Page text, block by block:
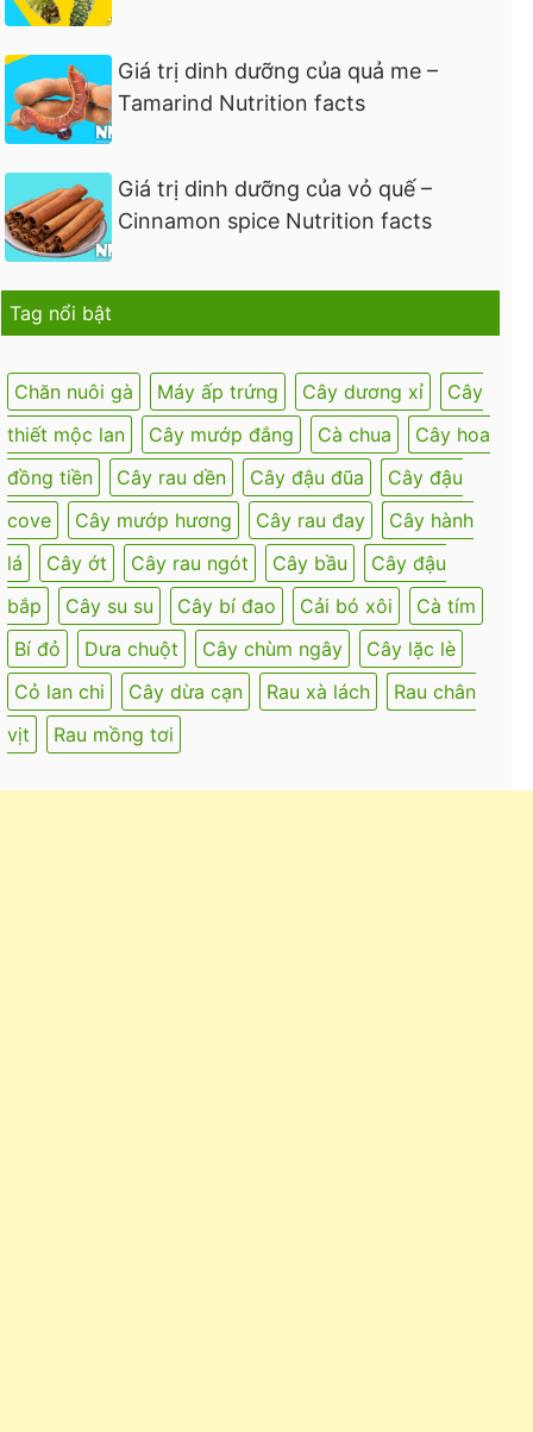
Giá trị dinh dưỡng của quả me –
Tamarind Nutrition facts
Giá trị dinh dưỡng của vỏ quế –
Cinnamon spice Nutrition facts
Tag nổi bật
Chăn nuôi gà Máy ấp trứng Cây dương xỉ
Cây
thiết mộc lan
Cây mướp đắng Cà chua
Cây hoa
đồng tiền
Cây rau dền Cây đậu đũa
Cây đậu
cove
Cây mướp hương Cây rau đay
Cây hành
lá
Cây ớt Cây rau ngót Cây bầu
Cây đậu
bắp
Cây su su Cây bí đao Cải bó xôi
Cà tím
Bí đỏ
Dưa chuột Cây chùm ngây
Cây lặc lè
Cỏ lan chi
Cây dừa cạn Rau xà lách
Rau chân
vịt
Rau mồng tơi